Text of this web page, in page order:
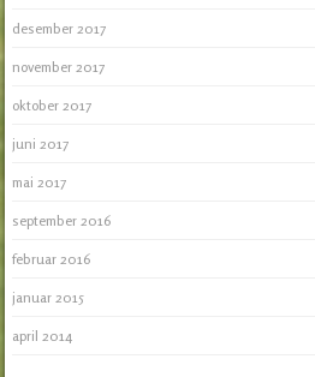
desember 2017
november 2017
oktober 2017
juni 2017
mai 2017
september 2016
februar 2016
januar 2015
april 2014